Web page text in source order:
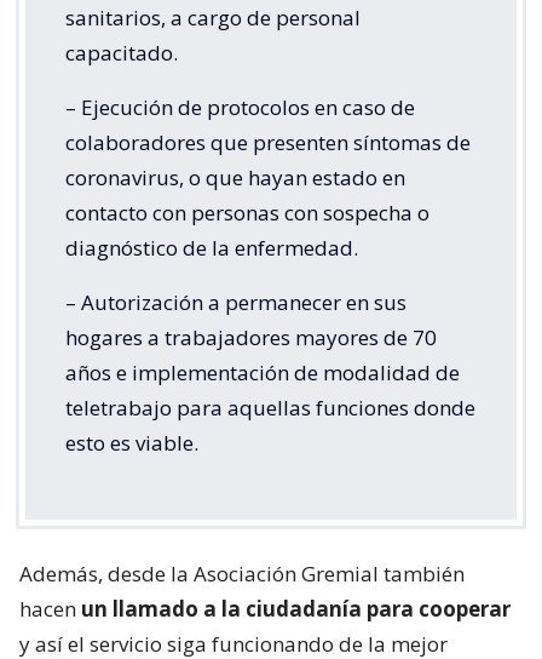
sanitarios, a cargo de personal
capacitado.
– Ejecución de protocolos en caso de
colaboradores que presenten síntomas de
coronavirus, o que hayan estado en
contacto con personas con sospecha o
diagnóstico de la enfermedad.
– Autorización a permanecer en sus
hogares a trabajadores mayores de 70
años e implementación de modalidad de
teletrabajo para aquellas funciones donde
esto es viable.
Además, desde la Asociación Gremial también
hacen un llamado a la ciudadanía para cooperar
y así el servicio siga funcionando de la mejor